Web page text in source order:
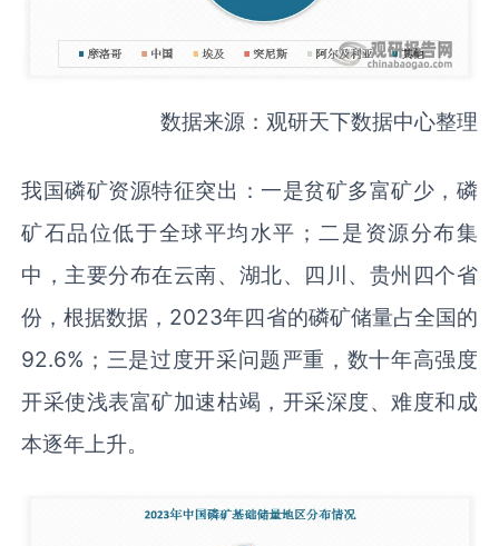
数据来源：观研天下数据中心整理
我国磷矿资源特征突出：一是贫矿多富矿少，磷
矿石品位低于全球平均水平；二是资源分布集
中，主要分布在云南、湖北、四川、贵州四个省
份，根据数据，2023年四省的磷矿储量占全国的
92.6%；三是过度开采问题严重，数十年高强度
开采使浅表富矿加速枯竭，开采深度、难度和成
本逐年上升。